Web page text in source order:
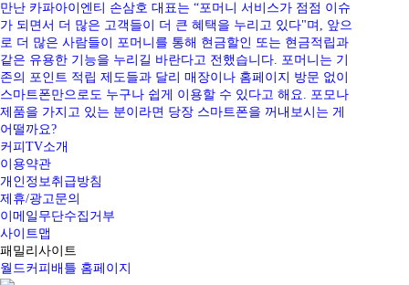
만난 카파아이엔티 손삼호 대표는 “포머니 서비스가 점점 이슈
가 되면서 더 많은 고객들이 더 큰 혜택을 누리고 있다"며, 앞으
로 더 많은 사람들이 포머니를 통해 현금할인 또는 현금적립과
같은 유용한 기능을 누리길 바란다고 전했습니다. 포머니는 기
존의 포인트 적립 제도들과 달리 매장이나 홈페이지 방문 없이
스마트폰만으로도 누구나 쉽게 이용할 수 있다고 해요. 포모나
제품을 가지고 있는 분이라면 당장 스마트폰을 꺼내보시는 게
어떨까요?
커피TV소개
이용약관
개인정보취급방침
제휴/광고문의
이메일무단수집거부
사이트맵
패밀리사이트
월드커피배틀 홈페이지